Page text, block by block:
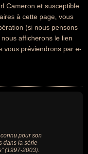
Cameron et susceptible
à cette page, vous
(si nous pensons
afficherons le lien
vous préviendrons par e-
pour son
dans la série
(1997-2003).